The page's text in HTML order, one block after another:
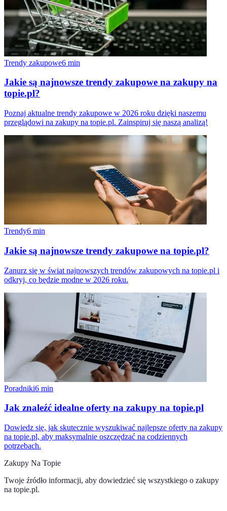
Trendy zakupowe6 min
Jakie są najnowsze trendy zakupowe na zakupy na
topie.pl?
Poznaj aktualne trendy zakupowe w 2026 roku dzięki naszemu
przeglądowi na zakupy na topie.pl. Zainspiruj się naszą analizą!
Trendy6 min
Jakie są najnowsze trendy zakupowe na topie.pl?
Zanurz się w świat najnowszych trendów zakupowych na topie.pl i
odkryj, co będzie modne w 2026 roku.
Poradniki6 min
Jak znaleźć idealne oferty na zakupy na topie.pl
Dowiedz się, jak skutecznie wyszukiwać najlepsze oferty na zakupy
na topie.pl, aby maksymalnie oszczędzać na codziennych
potrzebach.
Zakupy Na Topie
Twoje źródło informacji, aby dowiedzieć się wszystkiego o zakupy
na topie.pl.